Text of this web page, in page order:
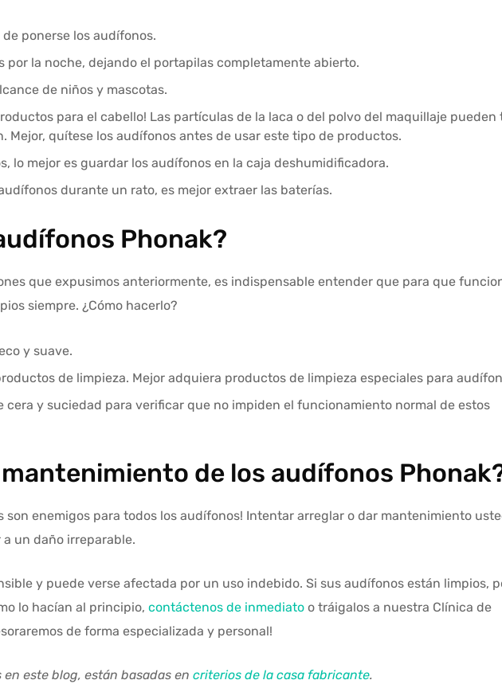
ponerse los audífonos.
por la noche, dejando el portapilas completamente abierto.
de niños y mascotas.
para el cabello! Las partículas de la laca o del polvo del maquillaje pueden
Mejor, quítese los audífonos antes de usar este tipo de productos.
lo mejor es guardar los audífonos en la caja deshumidificadora.
durante un rato, es mejor extraer las baterías.
Phonak?
que expusimos anteriormente, es indispensable entender que para que
siempre. ¿Cómo hacerlo?
y suave.
de limpieza. Mejor adquiera productos de limpieza especiales para
cera y suciedad para verificar que no impiden el funcionamiento normal de estos
de los audífonos
son enemigos para todos los audífonos! Intentar arreglar o dar mantenimiento
un daño irreparable.
y puede verse afectada por un uso indebido. Si sus audífonos están limpios,
lo hacían al principio, contáctenos de inmediato o tráigalos a nuestra Clínica de
de forma especializada y personal!
este blog, están basadas en criterios de la casa fabricante.